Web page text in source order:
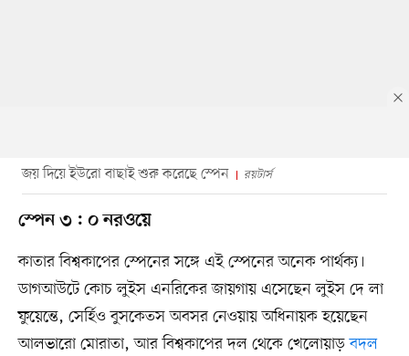
জয় দিয়ে ইউরো বাছাই শুরু করেছে স্পেন রয়টার্স
স্পেন ৩ : ০ নরওয়ে
কাতার বিশ্বকাপের স্পেনের সঙ্গে এই স্পেনের অনেক পার্থক্য।
ডাগআউটে কোচ লুইস এনরিকের জায়গায় এসেছেন লুইস দে লা
ফুয়েন্তে, সের্হিও বুসকেতস অবসর নেওয়ায় অধিনায়ক হয়েছেন
আলভারো মোরাতা, আর বিশ্বকাপের দল থেকে খেলোয়াড়বদল